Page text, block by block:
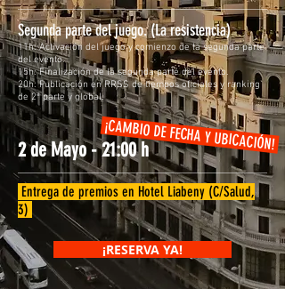
Segunda parte del juego. (La resistencia)
11h: Activación del juego y comienzo de la segunda parte
del evento.
15h: Finalización de la segunda parte del evento.
20h: Publicación en RRSS de tiempos oficiales y ranking
de 2ª parte y global.
2 de Mayo - 21:00 h¡CAMBIO DE FECHA Y UBICACIÓN!
Entrega de premios en Hotel Liabeny (C/Salud,
3)
¡RESERVA YA!